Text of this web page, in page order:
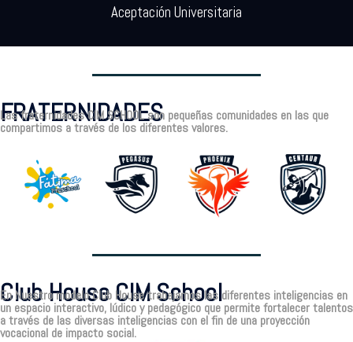
Aceptación Universitaria
FRATERNIDADES
Las fraternidades CIM SCHOOL son pequeñas comunidades en las que
compartimos a través de los diferentes valores.
Club House CIM School
En Nuestro modelo Club House trabajamos las diferentes inteligencias en
un espacio interactivo, lúdico y pedagógico que permite fortalecer talentos
a través de las diversas inteligencias con el fin de una proyección
vocacional de impacto social.